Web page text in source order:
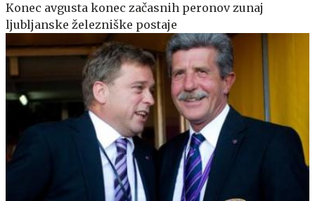
Konec avgusta konec začasnih peronov zunaj
ljubljanske železniške postaje